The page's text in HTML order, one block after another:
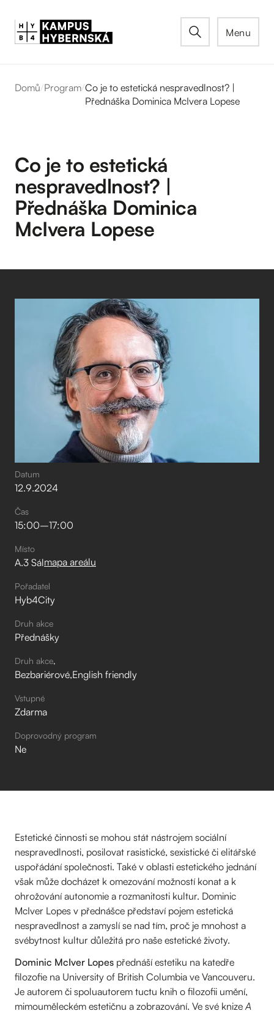
Menu
Domů/Program/Co je to estetická nespravedlnost? |
Přednáška Dominica McIvera Lopese
Co je to estetická
nespravedlnost? |
Přednáška Dominica
McIvera Lopese
Datum
12.9.2024
Čas
15:00–⁠17:00
Místo
A.3 Sálmapa areálu
Pořadatel
Hyb4City
Druh akce
Přednášky
Druh akce
Bezbariérové English friendly
Vstupné
Zdarma
Doprovodný program
Ne
Estetické činnosti se mohou stát nástrojem sociální
nespravedlnosti, posilovat rasistické, sexistické či elitářské
uspořádání společnosti. Také v oblasti estetického jednání
však může docházet k omezování možností konat a k
ohrožování autonomie a rozmanitosti kultur. Dominic
McIver Lopes v přednášce představí pojem estetická
nespravedlnost a zamyslí se nad tím, proč je mnohost a
svébytnost kultur důležitá pro naše estetické životy.
Dominic McIver Lopes přednáší estetiku na katedře
filozofie na University of British Columbia ve Vancouveru.
Je autorem či spoluautorem tuctu knih o filozofii umění,
mimouměleckém estetičnu a zobrazování. Ve své knizeA